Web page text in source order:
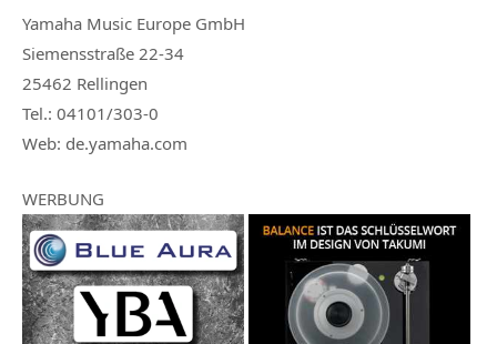
Yamaha Music Europe GmbH
Siemensstraße 22-34
25462 Rellingen
Tel.: 04101/303-0
Web: de.yamaha.com
WERBUNG